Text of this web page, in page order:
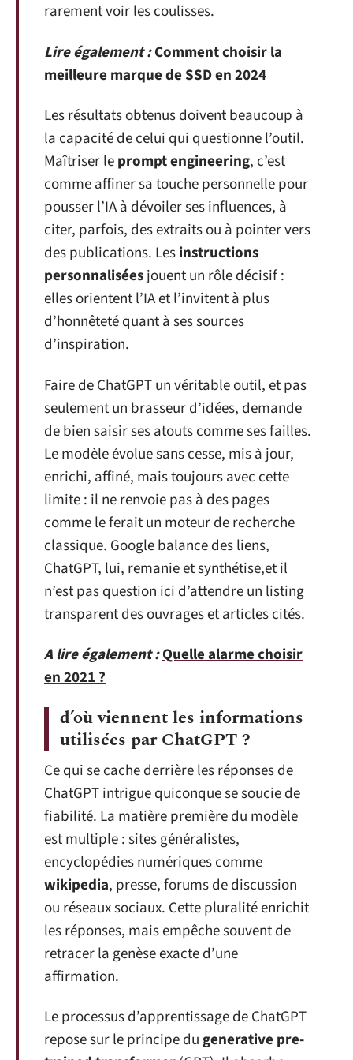
rarement voir les coulisses.
Lire également :Comment choisir la
meilleure marque de SSD en 2024
Les résultats obtenus doivent beaucoup à
la capacité de celui qui questionne l’outil.
Maîtriser leprompt engineering, c’est
comme affiner sa touche personnelle pour
pousser l’IA à dévoiler ses influences, à
citer, parfois, des extraits ou à pointer vers
des publications. Lesinstructions
personnaliséesjouent un rôle décisif :
elles orientent l’IA et l’invitent à plus
d’honnêteté quant à ses sources
d’inspiration.
Faire de ChatGPT un véritable outil, et pas
seulement un brasseur d’idées, demande
de bien saisir ses atouts comme ses failles.
Le modèle évolue sans cesse, mis à jour,
enrichi, affiné, mais toujours avec cette
limite : il ne renvoie pas à des pages
comme le ferait un moteur de recherche
classique. Google balance des liens,
ChatGPT, lui, remanie et synthétise,et il
n’est pas question ici d’attendre un listing
transparent des ouvrages et articles cités.
A lire également :Quelle alarme choisir
en 2021 ?
d’où viennent les informations
utilisées par ChatGPT ?
Ce qui se cache derrière les réponses de
ChatGPT intrigue quiconque se soucie de
fiabilité. La matière première du modèle
est multiple : sites généralistes,
encyclopédies numériques comme
wikipedia, presse, forums de discussion
ou réseaux sociaux. Cette pluralité enrichit
les réponses, mais empêche souvent de
retracer la genèse exacte d’une
affirmation.
Le processus d’apprentissage de ChatGPT
repose sur le principe dugenerative pre-